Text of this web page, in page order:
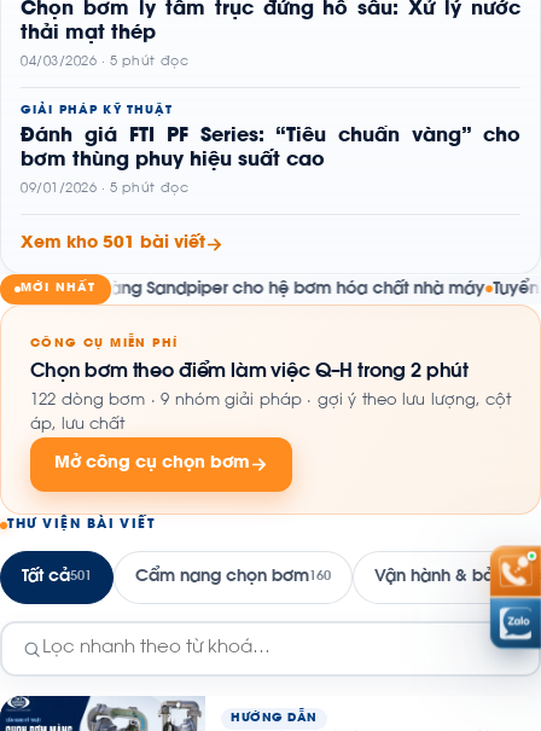
Chọn bơm ly tâm trục đứng hố sâu: Xử lý nước
thải mạt thép
04/03/2026 · 5 phút đọc
GIẢI PHÁP KỸ THUẬT
Đánh giá FTI PF Series: “Tiêu chuẩn vàng” cho
bơm thùng phuy hiệu suất cao
09/01/2026 · 5 phút đọc
Xem kho 501 bài viết
MỚI NHẤT
màng Sandpiper cho hệ bơm hóa chất nhà máy● Tuyển Dụng
CÔNG CỤ MIỄN PHÍ
Chọn bơm theo điểm làm việc Q–H trong 2 phút
122 dòng bơm · 9 nhóm giải pháp · gợi ý theo lưu lượng, cột
áp, lưu chất
Mở công cụ chọn bơm
THƯ VIỆN BÀI VIẾT
Tất cả501 Cẩm nang chọn bơm 160 Vận hành & bảo trì
HƯỚNG DẪN